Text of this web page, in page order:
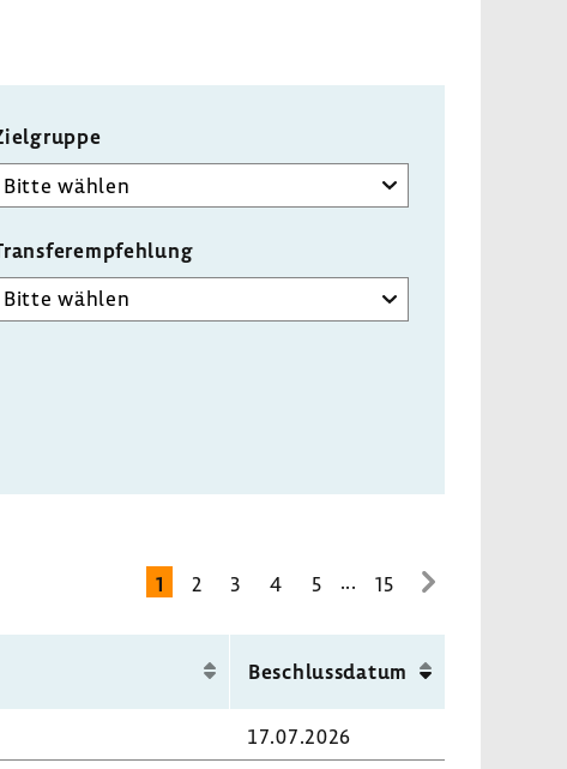
1 2 3 4 5 ... 15
zur
Beschluss­datum
17.07.2026